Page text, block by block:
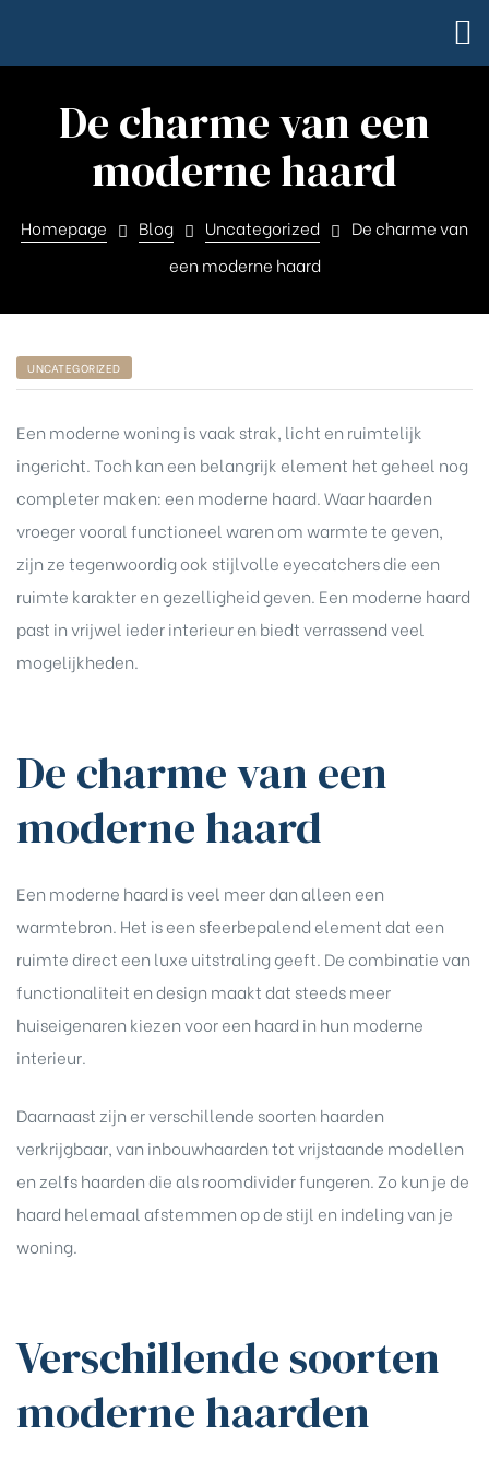
De charme van een
moderne haard
Homepage Blog Uncategorized
De charme van
een moderne haard
UNCATEGORIZED
Een moderne woning is vaak strak, licht en ruimtelijk
ingericht. Toch kan een belangrijk element het geheel nog
completer maken: een moderne haard. Waar haarden
vroeger vooral functioneel waren om warmte te geven,
zijn ze tegenwoordig ook stijlvolle eyecatchers die een
ruimte karakter en gezelligheid geven. Een moderne haard
past in vrijwel ieder interieur en biedt verrassend veel
mogelijkheden.
De charme van een
moderne haard
Een moderne haard is veel meer dan alleen een
warmtebron. Het is een sfeerbepalend element dat een
ruimte direct een luxe uitstraling geeft. De combinatie van
functionaliteit en design maakt dat steeds meer
huiseigenaren kiezen voor een haard in hun moderne
interieur.
Daarnaast zijn er verschillende soorten haarden
verkrijgbaar, van inbouwhaarden tot vrijstaande modellen
en zelfs haarden die als roomdivider fungeren. Zo kun je de
haard helemaal afstemmen op de stijl en indeling van je
woning.
Verschillende soorten
moderne haarden